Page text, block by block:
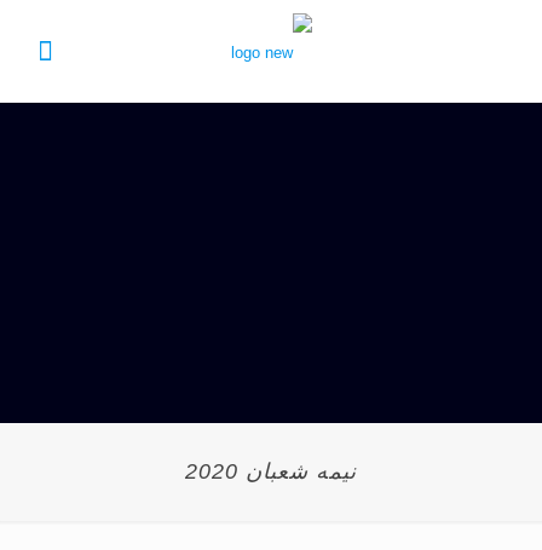
نیمه شعبان 2020